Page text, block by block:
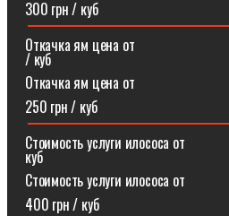
300 грн / куб
Откачка ям цена от
/ куб
Откачка ям цена от
250 грн / куб
Стоимость услуги илососа
куб
Стоимость услуги илососа от
400 грн / куб